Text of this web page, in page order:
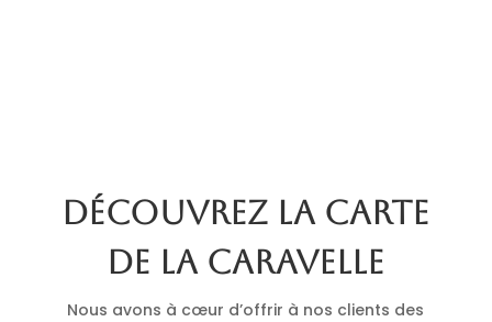
Découvrez la carte
de La Caravelle
Nous avons à cœur d’offrir à nos clients des